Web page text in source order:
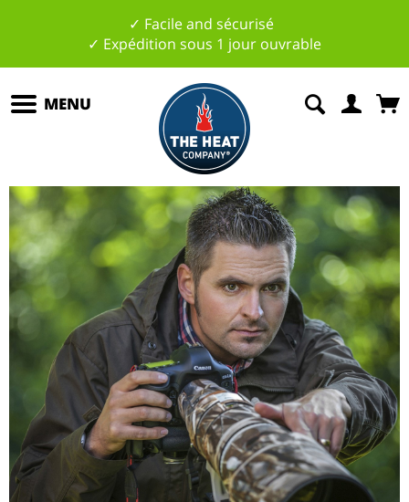
✓ Facile and sécurisé
✓ Expédition sous 1 jour ouvrable
MENU